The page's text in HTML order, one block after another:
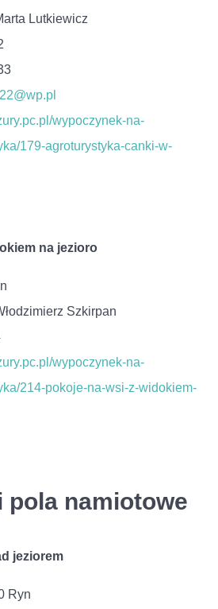
Lutkiewicz
wypoczynek-na-
179-agroturystyka-canki-w-
na jezioro
Szkirpan
wypoczynek-na-
214-pokoje-na-wsi-z-widokiem-
pola namiotowe
jeziorem
Ryn